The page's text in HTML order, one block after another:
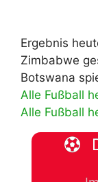
Ergebnis
Zimbabwe
Botswana
Alle Fußball
Alle Fußball